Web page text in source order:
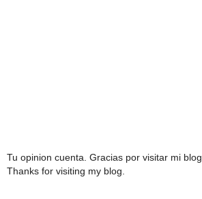
Tu opinion cuenta. Gracias por visitar mi blog.
Thanks for visiting my blog.